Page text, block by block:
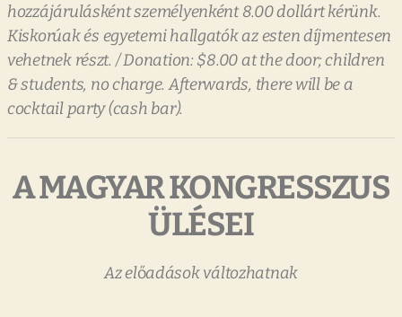
hozzájáruláskéntszemélyenként 8.00dollárt kérünk.
Kiskorúakés egyetemi hallgatókazestendíjmentesen
vehetnek részt. /Donation: $8.00at thedoor; children
&students, nocharge. Afterwards, there will bea
cocktail party(cash bar).
AMAGYARKONGRESSZUS
ÜLÉSEI
Azelőadásokváltozhatnak